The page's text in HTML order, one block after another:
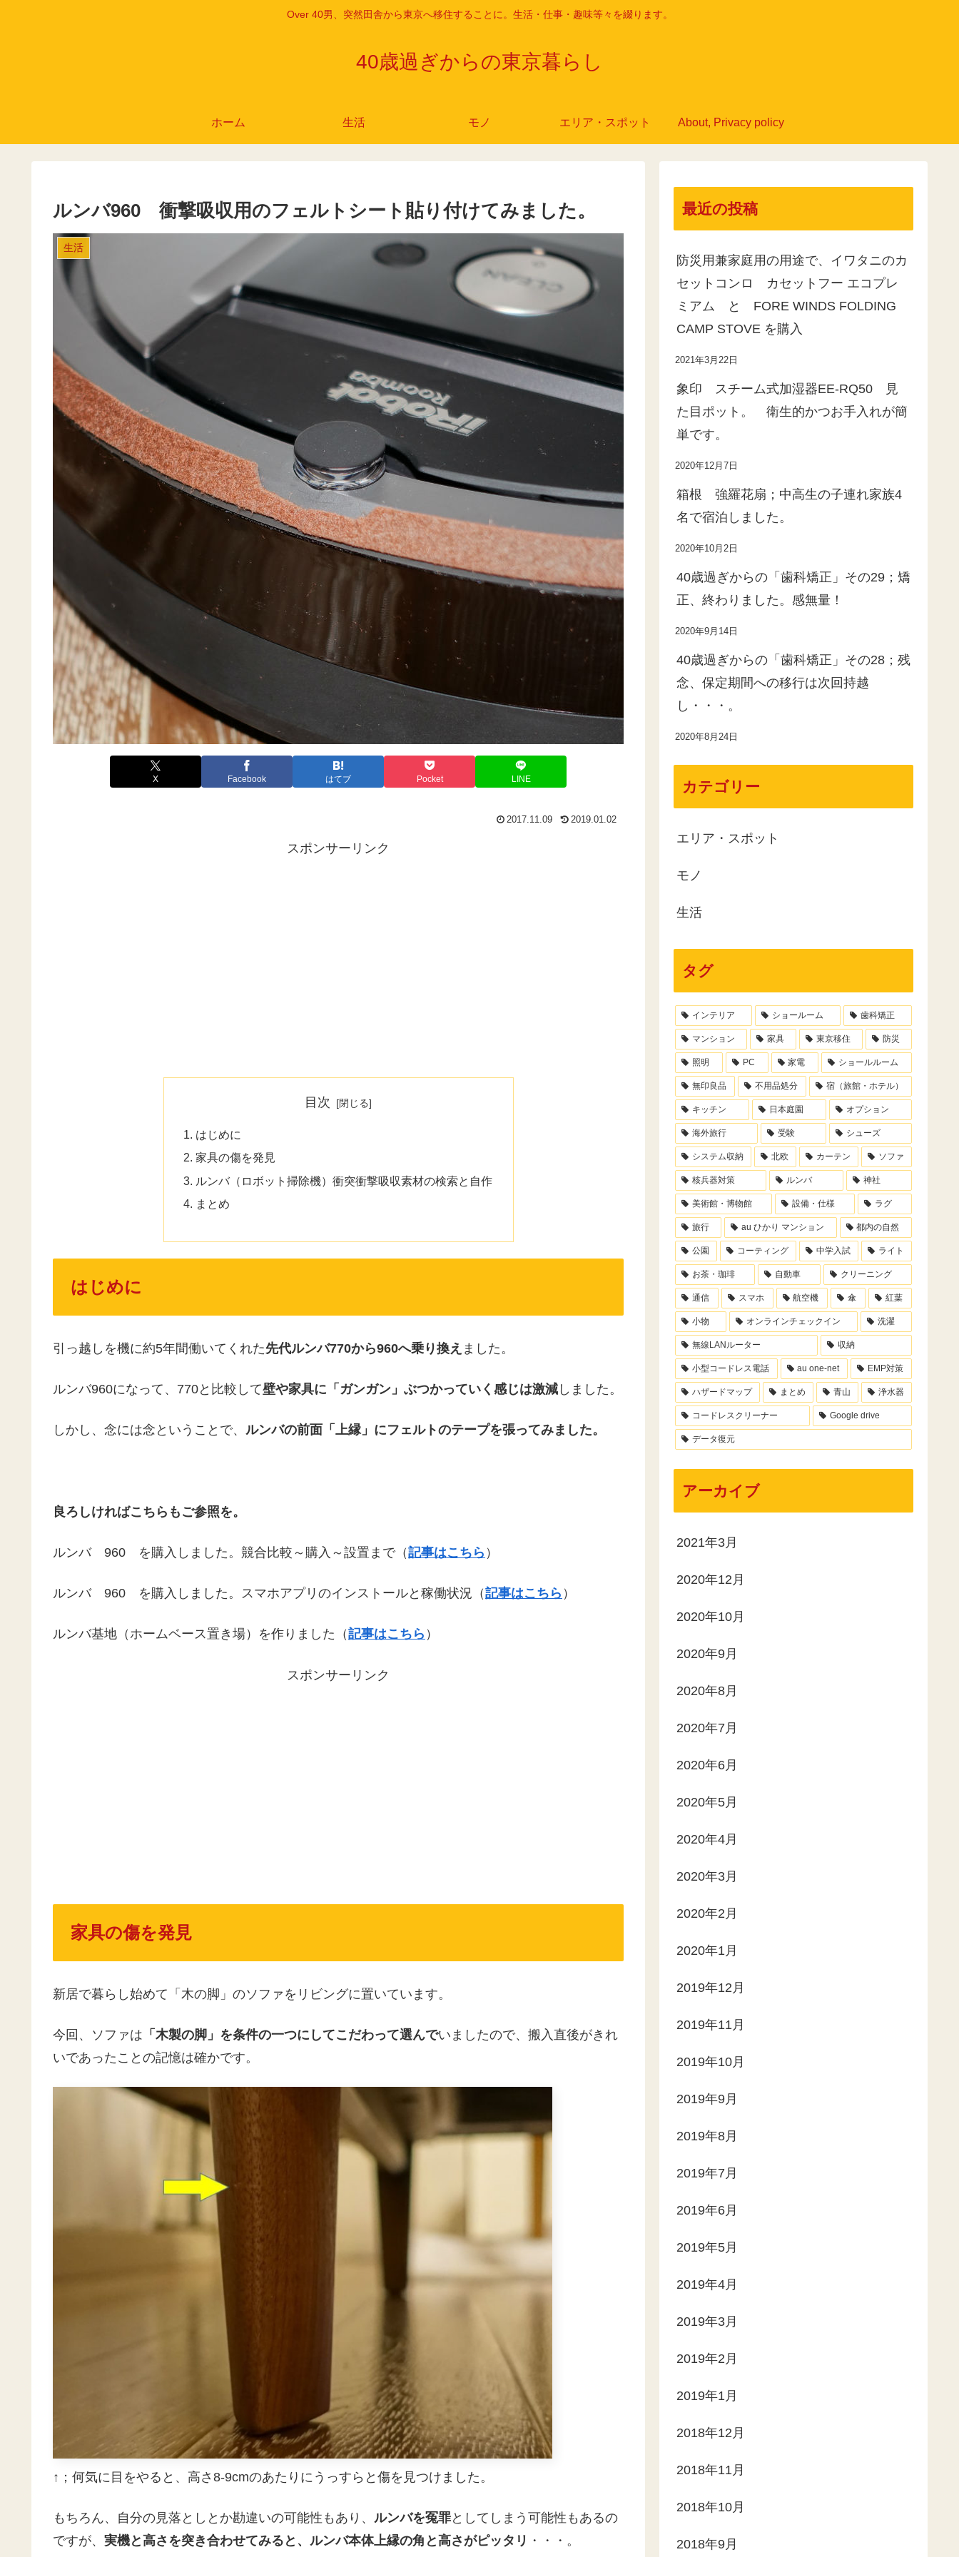
Over 40男、突然田舎から東京へ移住することに。生活・仕事・趣味等々を綴ります。
40歳過ぎからの東京暮らし
ホーム 生活 モノ エリア・スポット About, Privacy policy
ルンバ960 衝撃吸収用のフェルトシート貼り付けてみました。
生活
X Facebook はてブ Pocket LINE
2017.11.09 2019.01.02
スポンサーリンク
目次
はじめに
家具の傷を発見
ルンバ（ロボット掃除機）衝突衝撃吸収素材の検索と自作
まとめ
はじめに
引っ越しを機に約5年間働いてくれた先代ルンバ770から960へ乗り換え ました。
ルンバ960になって、770と比較して壁や家具に「ガンガン」ぶつかっていく感じは激減 しました。
しかし、念には念ということで、 ルンバの前面「上縁」にフェルトのテープを張ってみました。
良ろしければこちらもご参照を。
ルンバ 960 を購入しました。競合比較～購入～設置まで（記事はこちら ）
ルンバ 960 を購入しました。スマホアプリのインストールと稼働状況（記事はこちら ）
ルンバ基地（ホームベース置き場）を作りました（記事はこちら ）
スポンサーリンク
家具の傷を発見
新居で暮らし始めて「木の脚」のソファをリビングに置いています。
今回、ソファは 「木製の脚」を条件の一つにしてこだわって選んでいましたので、搬入直後がきれ
いであったことの記憶は確かです。
↑；何気に目をやると、高さ8-9cmのあたりにうっすらと傷を見つけました。
もちろん、自分の見落としとか勘違いの可能性もあり、 ルンバを冤罪としてしまう可能性もあるの
ですが、 実機と高さを突き合わせてみると、ルンバ本体上縁の角と高さがピッタリ ・・・。
最近の投稿
防災用兼家庭用の用途で、イワタニのカ
セットコンロ カセットフー エコプレ
ミアム と FORE WINDS FOLDING
CAMP STOVE を購入
2021年3月22日
象印 スチーム式加湿器EE-RQ50 見
た目ポット。 衛生的かつお手入れが簡
単です。
2020年12月7日
箱根 強羅花扇；中高生の子連れ家族4
名で宿泊しました。
2020年10月2日
40歳過ぎからの「歯科矯正」その29；矯
正、終わりました。感無量！
2020年9月14日
40歳過ぎからの「歯科矯正」その28；残
念、保定期間への移行は次回持越
し・・・。
2020年8月24日
カテゴリー
エリア・スポット
モノ
生活
タグ
インテリア ショールーム 歯科矯正
マンション 家具 東京移住 防災
照明 PC 家電 ショールルーム
無印良品 不用品処分 宿（旅館・ホテル）
キッチン 日本庭園 オプション
海外旅行 受験 シューズ
システム収納 北欧 カーテン ソファ
核兵器対策 ルンバ 神社
美術館・博物館 設備・仕様 ラグ
旅行 au ひかり マンション 都内の自然
公園 コーティング 中学入試 ライト
お茶・珈琲 自動車 クリーニング
通信 スマホ 航空機 傘 紅葉
小物 オンラインチェックイン 洗濯
無線LANルーター 収納
小型コードレス電話 au one-net EMP対策
ハザードマップ まとめ 青山 浄水器
コードレスクリーナー Google drive
データ復元
アーカイブ
2021年3月
2020年12月
2020年10月
2020年9月
2020年8月
2020年7月
2020年6月
2020年5月
2020年4月
2020年3月
2020年2月
2020年1月
2019年12月
2019年11月
2019年10月
2019年9月
2019年8月
2019年7月
2019年6月
2019年5月
2019年4月
2019年3月
2019年2月
2019年1月
2018年12月
2018年11月
2018年10月
2018年9月